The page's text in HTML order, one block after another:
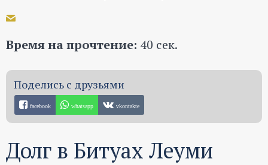
Время на прочтение: 40 сек.
facebook whatsapp vkontakte
Долг в Битуах Леуми